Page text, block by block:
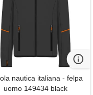
nautica italiana - felpa
uomo 149434 black